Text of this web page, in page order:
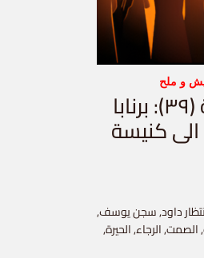
و ملح
أعمال الرسل- حلقة (٣٩): برنابا
كنيسة
انتظار داود, سجن يوسف,
الرجاء, الحيرة,